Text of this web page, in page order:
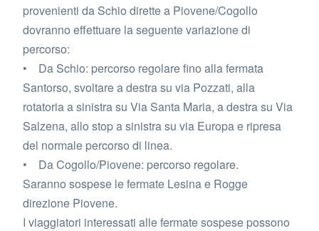
provenienti da Schio dirette a Piovene/Cogollo
dovranno effettuare la seguente variazione di
percorso:
• Da Schio: percorso regolare fino alla fermata
Santorso, svoltare a destra su via Pozzati, alla
rotatoria a sinistra su Via Santa Maria, a destra su Via
Salzena, allo stop a sinistra su via Europa e ripresa
del normale percorso di linea.
• Da Cogollo/Piovene: percorso regolare.
Saranno sospese le fermate Lesina e Rogge
direzione Piovene.
I viaggiatori interessati alle fermate sospese possono